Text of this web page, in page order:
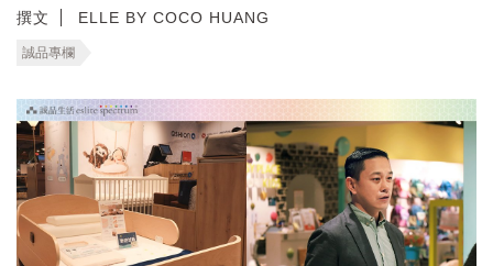
撰文 ELLE BY COCO HUANG
誠品專欄